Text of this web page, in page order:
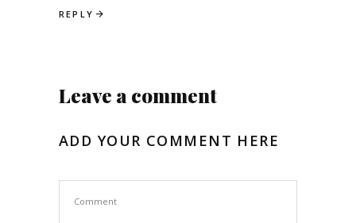
REPLY
Leave a comment
ADD YOUR COMMENT HERE